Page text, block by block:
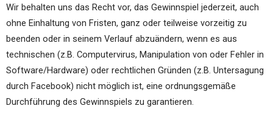
Wir behalten uns das Recht vor, das Gewinnspiel jederzeit, auch
ohne Einhaltung von Fristen, ganz oder teilweise vorzeitig zu
beenden oder in seinem Verlauf abzuändern, wenn es aus
technischen (z.B. Computervirus, Manipulation von oder Fehler in
Software/Hardware) oder rechtlichen Gründen (z.B. Untersagung
durch Facebook) nicht möglich ist, eine ordnungsgemäße
Durchführung des Gewinnspiels zu garantieren.